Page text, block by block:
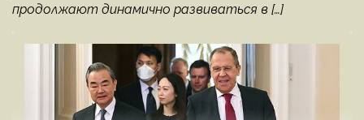
продолжают динамично развиваться в […]